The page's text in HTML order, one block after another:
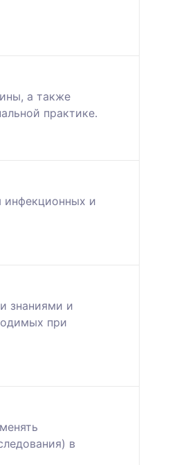
а также
практике.
инфекционных и
знаниями и
при
в